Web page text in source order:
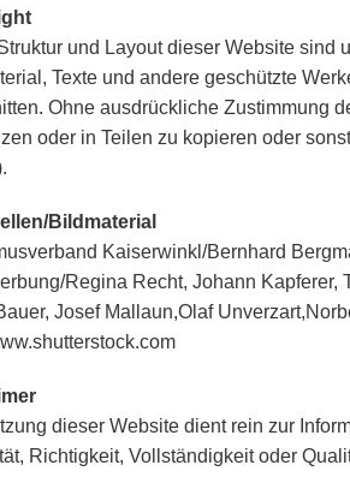
und Layout dieser Website
Texte und andere geschützte
Ohne ausdrückliche Zustimmung
oder in Teilen zu kopieren oder
Bildmaterial
Kaiserwinkl/Bernhard
Regina Recht, Johann Kapferer,
Josef Mallaun,Olaf
dieser Website dient rein zur
Richtigkeit, Vollständigkeit oder